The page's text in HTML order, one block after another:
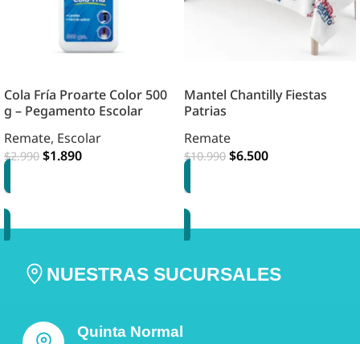
Cola Fría Proarte Color 500
g – Pegamento Escolar
Remate, Escolar
$2.990 $1.890
Mantel Chantilly Fiestas
Patrias
Remate
$10.990 $6.500
NUESTRAS SUCURSALES
Quinta Normal